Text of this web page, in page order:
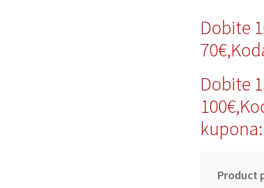
Dobite
Dobite
Product